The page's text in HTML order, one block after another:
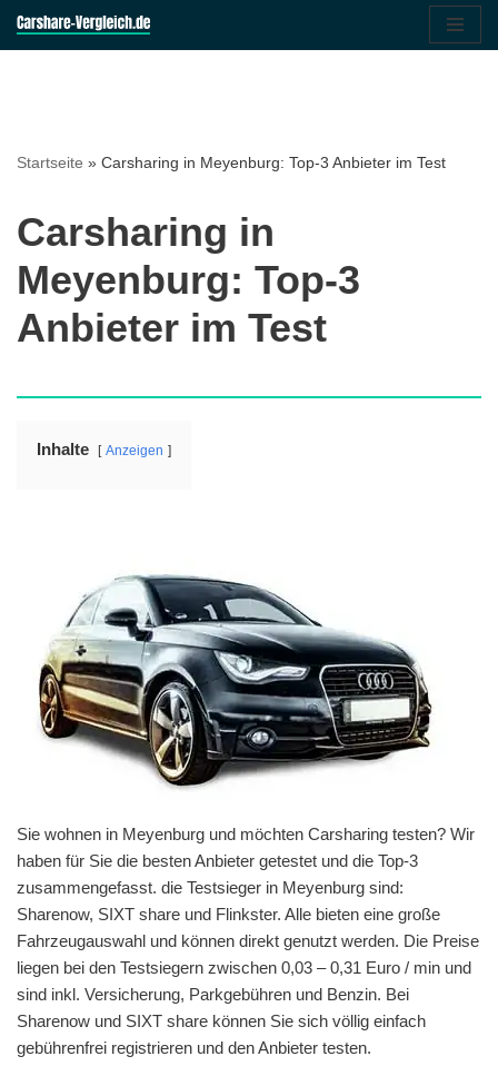
Startseite » Carsharing in Meyenburg: Top-3 Anbieter im Test
Carsharing in
Meyenburg: Top-3
Anbieter im Test
Inhalte Anzeigen
Sie wohnen in Meyenburg und möchten Carsharing testen? Wir
haben für Sie die besten Anbieter getestet und die Top-3
zusammengefasst. die Testsieger in Meyenburg sind:
Sharenow, SIXT share und Flinkster. Alle bieten eine große
Fahrzeugauswahl und können direkt genutzt werden. Die Preise
liegen bei den Testsiegern zwischen 0,03 – 0,31 Euro / min und
sind inkl. Versicherung, Parkgebühren und Benzin. Bei
Sharenow und SIXT share können Sie sich völlig einfach
gebührenfrei registrieren und den Anbieter testen.